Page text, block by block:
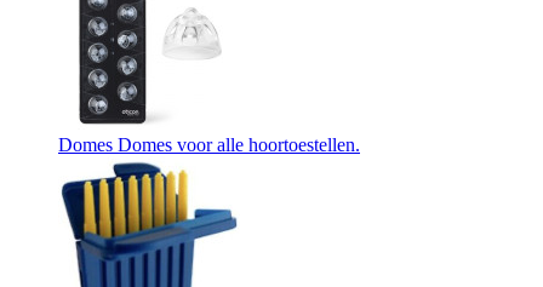
Domes Domes voor alle hoortoestellen.